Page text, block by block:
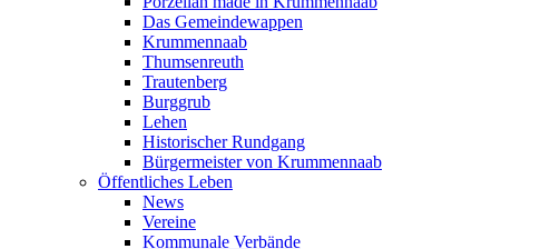
Das Gemeindewappen
Krummennaab
Thumsenreuth
Trautenberg
Burggrub
Lehen
Historischer Rundgang
Bürgermeister von Krummennaab
Öffentliches Leben
News
Vereine
Kommunale Verbände